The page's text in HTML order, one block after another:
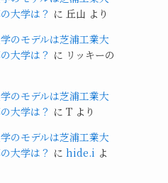
大学は？ に 丘山 より
のモデルは芝浦工業大
大学は？ に リッキーの
のモデルは芝浦工業大
大学は？ に T より
のモデルは芝浦工業大
大学は？ に hide.i よ